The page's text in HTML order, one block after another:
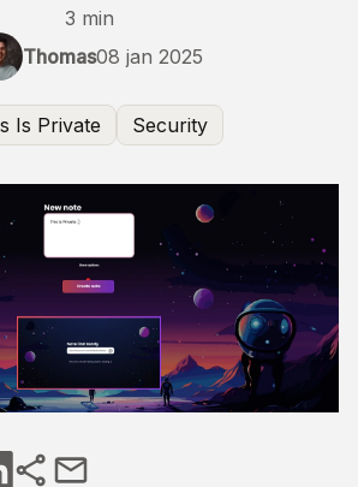
3 min
Thomas08 jan 2025
Is Private Security